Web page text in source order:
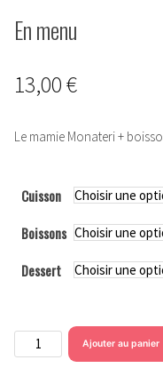
En menu
13,00€
Le mamie Monateri +
Cuisson
Boissons
Dessert
quantité
Ajouter au panier